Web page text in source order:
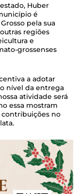
Huber
é
pela sua
regiões
e
grossenses
a adotar
nível da entrega
atividade será
essa mostram
contribuições no